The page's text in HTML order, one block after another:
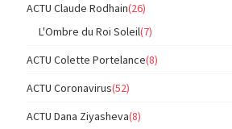
ACTU Claude Rodhain(26)
L'Ombre du Roi Soleil(7)
ACTU Colette Portelance(8)
ACTU Coronavirus(52)
ACTU Dana Ziyasheva(8)